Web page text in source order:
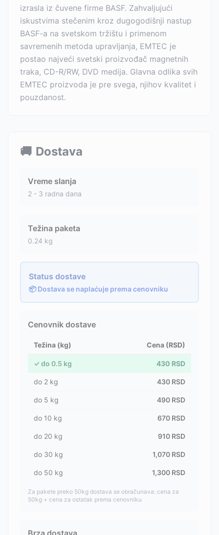
izrasla iz čuvene firme BASF. Zahvaljujući
iskustvima stečenim kroz dugogodišnji nastup
BASF-a na svetskom tržištu i primenom
savremenih metoda upravljanja, EMTEC je
postao najveći svetski proizvođač magnetnih
traka, CD-R/RW, DVD medija. Glavna odlika svih
EMTEC proizvoda je pre svega, njihov kvalitet i
pouzdanost.
🚚 Dostava
Vreme slanja
2 - 3 radna dana
Težina paketa
0.24 kg
Status dostave
📦 Dostava se naplaćuje prema cenovniku
Cenovnik dostave
Težina (kg) Cena (RSD)
✓ do 0.5 kg 430 RSD
do 2 kg 430 RSD
do 5 kg 490 RSD
do 10 kg 670 RSD
do 20 kg 910 RSD
do 30 kg 1,070 RSD
do 50 kg 1,300 RSD
Za pakete preko 50kg dostava se obračunava: cena za
50kg + cena za ostatak prema cenovniku
Brza dostava